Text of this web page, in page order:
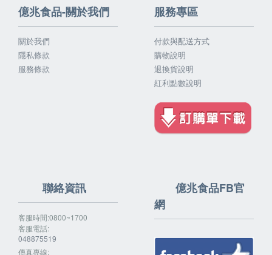
億兆食品-關於我們
關於我們
隱私條款
服務條款
服務專區
付款與配送方式
購物說明
退換貨說明
紅利點數說明
聯絡資訊
客服時間:0800~1700
客服電話:
048875519
傳真專線:
億兆食品FB官
網